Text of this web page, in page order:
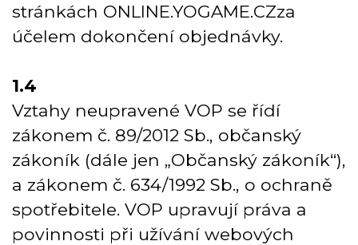
stránkách ONLINE.YOGAME.CZza
účelem dokončení objednávky.
1.4
Vztahy neupravené VOP se řídí
zákonem č. 89/2012 Sb., občanský
zákoník (dále jen „Občanský zákoník“),
a zákonem č. 634/1992 Sb., o ochraně
spotřebitele. VOP upravují práva a
povinnosti při užívání webových